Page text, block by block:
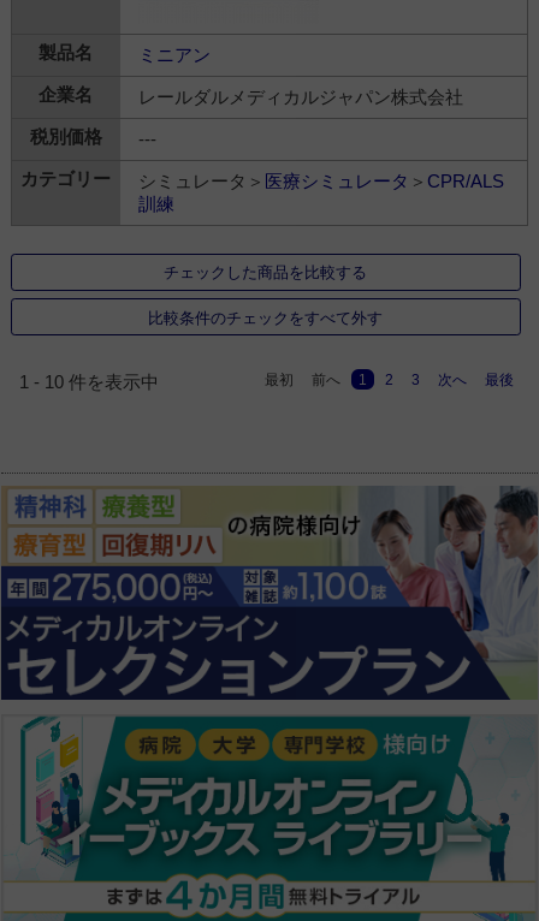
ミニアン
レールダルメディカルジャパン株式会社
---
シミュレータ＞ 医療シミュレータ ＞ CPR/ALS
訓練
チェックした商品を比較する
比較条件のチェックをすべて外す
1 - 10 件を表示中 最初 前へ 1 2 3 次へ 最後